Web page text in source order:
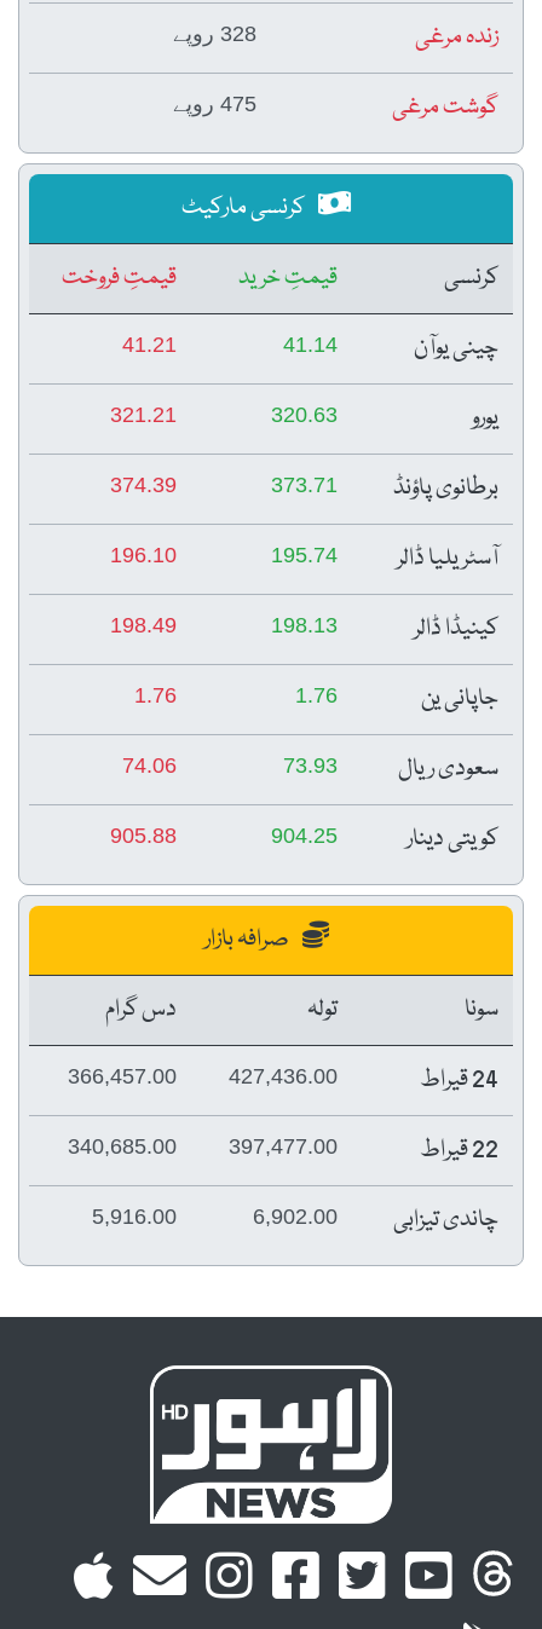
زندہ مرغی 328 روپے
گوشت مرغی 475 روپے
کرنسی مارکیٹ
کرنسی
قیمتِ خرید
قیمتِ فروخت
چینی یوآن
41.14
41.21
یورو 320.63
321.21
برطانوی پاؤنڈ 373.71
374.39
آسٹریلیا ڈالر 195.74
196.10
کینیڈا ڈالر 198.13
198.49
جاپانی ین 1.76
1.76
سعودی ریال 73.93
74.06
کویتی دینار 904.25
905.88
صرافہ بازار
سونا
تولہ
دس گرام
24 قیراط
427,436.00
366,457.00
22 قیراط 397,477.00
340,685.00
چاندی تیزابی 6,902.00
5,916.00